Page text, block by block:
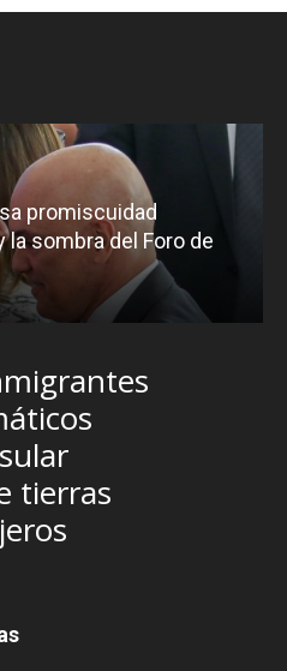
promiscuidad
sombra del Foro de
tierras